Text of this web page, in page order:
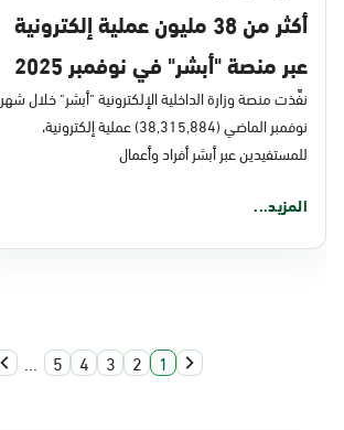
أكثر من 38 مليون عملية إلكترونية
عبر منصة "أبشر" في نوفمبر 2025
نفَّذت منصة وزارة الداخلية الإلكترونية "أبشر" خلال شهر
نوفمبر الماضي (38,315,884) عملية إلكترونية،
للمستفيدين عبر أبشر أفراد وأعمال
المزيد...
1
2
3
4
5
...